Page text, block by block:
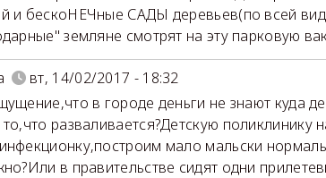
и бескоНЕЧные САДЫ деревьев(по всей
земляне смотрят на эту парковую
вт, 14/02/2017 - 18:32
в городе деньги не знают куда
разваливается?Детскую поликлинику
мало мальски
в правительстве сидят одни